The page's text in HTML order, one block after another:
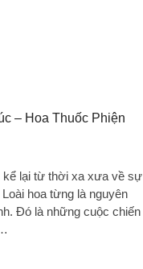
– Hoa Thuốc Phiện
kể lại từ thời xa xưa về sự
hoa từng là nguyên
Đó là những cuộc chiến